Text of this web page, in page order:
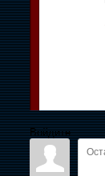
Войдите: